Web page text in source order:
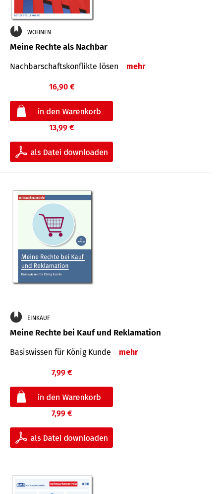
WOHNEN
Meine Rechte als Nachbar
Nach­bar­schafts­konflikte lösen mehr
16,90 €
13,99 €
EINKAUF
Meine Rechte bei Kauf und Reklamation
Basiswissen für König Kunde mehr
7,99 €
7,99 €